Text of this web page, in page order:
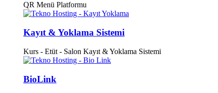
QR Menü Platformu
Kayıt & Yoklama Sistemi
Kurs - Etüt - Salon Kayıt & Yoklama Sistemi
BioLink